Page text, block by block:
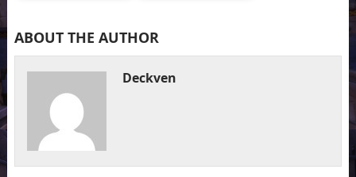
ABOUT THE AUTHOR
Deckven